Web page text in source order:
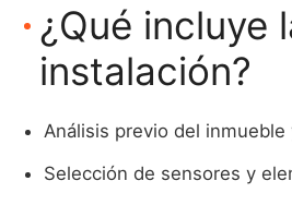
¿Qué incluye
instalación?
Análisis previo del
Selección de sensores y